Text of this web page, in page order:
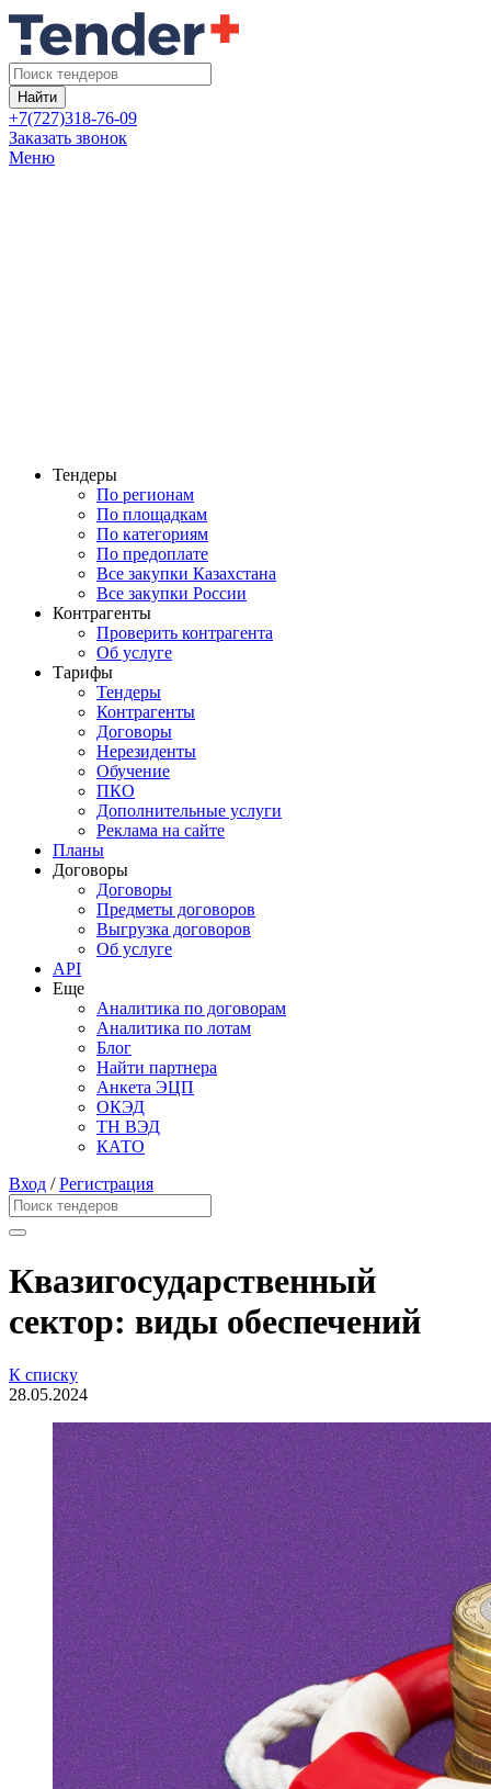
Найти
+7(727)318-76-09
Заказать звонок
Меню
Тендеры
По регионам
По площадкам
По категориям
По предоплате
Все закупки Казахстана
Все закупки России
Контрагенты
Проверить контрагента
Об услуге
Тарифы
Тендеры
Контрагенты
Договоры
Нерезиденты
Обучение
ПКО
Дополнительные услуги
Реклама на сайте
Планы
Договоры
Договоры
Предметы договоров
Выгрузка договоров
Об услуге
API
Еще
Аналитика по договорам
Аналитика по лотам
Блог
Найти партнера
Анкета ЭЦП
ОКЭД
ТН ВЭД
КАТО
Вход /Регистрация
Квазигосударственный
сектор: виды обеспечений
К списку
28.05.2024